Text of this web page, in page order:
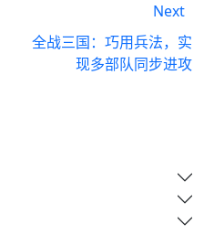
Next
全战三国：巧用兵法，实
现多部队同步进攻